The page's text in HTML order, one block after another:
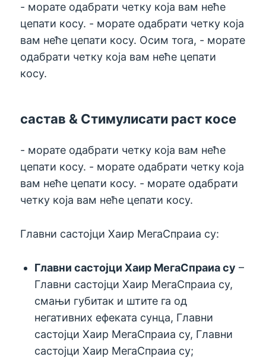
- морате одабрати четку која вам неће
цепати косу. - морате одабрати четку која
вам неће цепати косу. Осим тога, - морате
одабрати четку која вам неће цепати
косу.
састав & Стимулисати раст косе
- морате одабрати четку која вам неће
цепати косу. - морате одабрати четку која
вам неће цепати косу. - морате одабрати
четку која вам неће цепати косу.
Главни састојци Хаир МегаСпраиа су:
Главни састојци Хаир МегаСпраиа су –
Главни састојци Хаир МегаСпраиа су,
смањи губитак и штите га од
негативних ефеката сунца, Главни
састојци Хаир МегаСпраиа су, Главни
састојци Хаир МегаСпраиа су;